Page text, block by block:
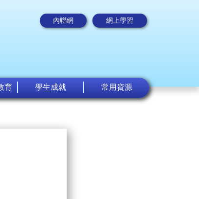
內聯網 網上學習
育 學生成就 常用資源